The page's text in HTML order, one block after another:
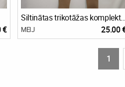
€
Siltinātas trikotāžas komplekts BINGS - kamieļkrāsas
MEIJ 25.00
1